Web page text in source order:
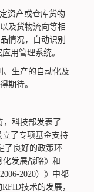
资产或仓库货物
及货物流向等相
情况，自动识别
用管理系统。
生产的自动化及
期待。
科技部发表了
立了专项基金支持
了良好的政策环
化发展战略》和
2020）》中都
技术的发展，